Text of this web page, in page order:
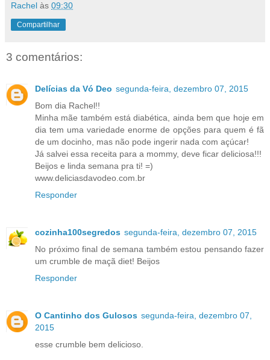
Rachel às 09:30
Compartilhar
3 comentários:
Delícias da Vó Deo segunda-feira, dezembro 07, 2015
Bom dia Rachel!!
Minha mãe também está diabética, ainda bem que hoje em
dia tem uma variedade enorme de opções para quem é fã
de um docinho, mas não pode ingerir nada com açúcar!
Já salvei essa receita para a mommy, deve ficar deliciosa!!!
Beijos e linda semana pra ti! =)
www.deliciasdavodeo.com.br
Responder
cozinha100segredos segunda-feira, dezembro 07, 2015
No próximo final de semana também estou pensando fazer
um crumble de maçã diet! Beijos
Responder
O Cantinho dos Gulosos segunda-feira, dezembro 07,
2015
esse crumble bem delicioso.